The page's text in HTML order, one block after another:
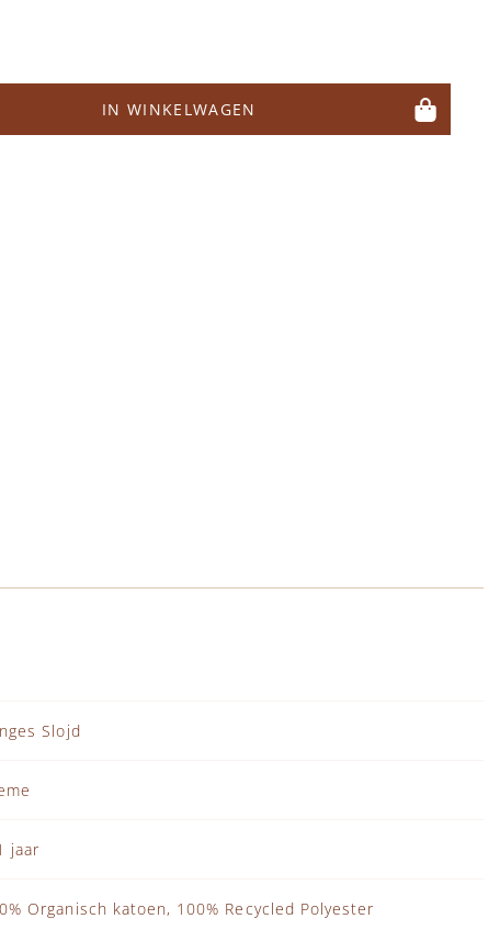
IN WINKELWAGEN
Slojd
jaar
Organisch katoen, 100% Recycled Polyester